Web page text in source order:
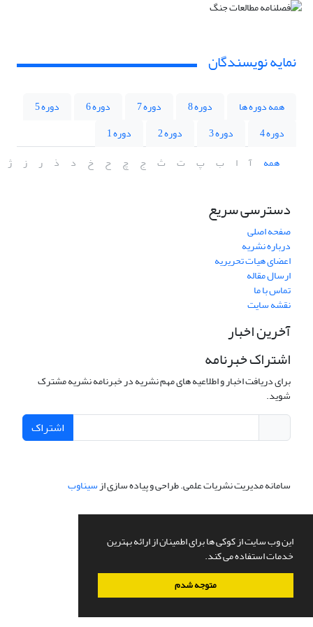
این وب سایت از کوکی ها برای اطمینان از ارائه بهترین
خدمات استفاده می کند.
متوجه شدم
نمایه نویسندگان
همه دوره ها دوره 8 دوره 7 دوره 6
دوره 5
دوره 4
دوره 3 دوره 2
دوره 1
همه
آ ا ب پ ت ث ج چ ح خ د ذ ر ز ژ
دسترسی سریع
صفحه اصلی
درباره نشریه
اعضای هیات تحریریه
ارسال مقاله
تماس با ما
نقشه سایت
آخرین اخبار
اشتراک خبرنامه
برای دریافت اخبار و اطلاعیه های مهم نشریه در خبرنامه نشریه مشترک
شوید.
اشتراک
سامانه مدیریت نشریات علمی.طراحی و پیاده سازی ازسیناوب